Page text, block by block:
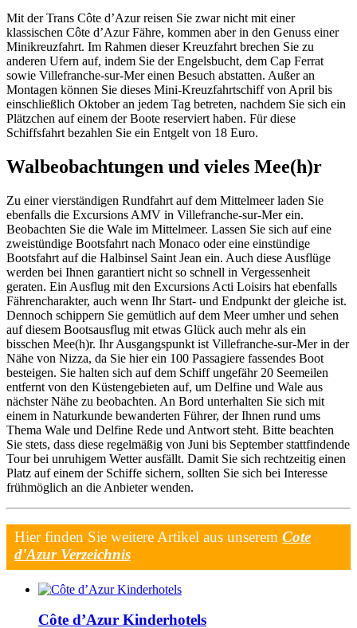
Mit der Trans Côte d’Azur reisen Sie zwar nicht mit einer
klassischen Côte d’Azur Fähre, kommen aber in den Genuss einer
Minikreuzfahrt. Im Rahmen dieser Kreuzfahrt brechen Sie zu
anderen Ufern auf, indem Sie der Engelsbucht, dem Cap Ferrat
sowie Villefranche-sur-Mer einen Besuch abstatten. Außer an
Montagen können Sie dieses Mini-Kreuzfahrtschiff von April bis
einschließlich Oktober an jedem Tag betreten, nachdem Sie sich ein
Plätzchen auf einem der Boote reserviert haben. Für diese
Schiffsfahrt bezahlen Sie ein Entgelt von 18 Euro.
Walbeobachtungen und vieles Mee(h)r
Zu einer vierständigen Rundfahrt auf dem Mittelmeer laden Sie
ebenfalls die Excursions AMV in Villefranche-sur-Mer ein.
Beobachten Sie die Wale im Mittelmeer. Lassen Sie sich auf eine
zweistündige Bootsfahrt nach Monaco oder eine einstündige
Bootsfahrt auf die Halbinsel Saint Jean ein. Auch diese Ausflüge
werden bei Ihnen garantiert nicht so schnell in Vergessenheit
geraten. Ein Ausflug mit den Excursions Acti Loisirs hat ebenfalls
Fährencharakter, auch wenn Ihr Start- und Endpunkt der gleiche ist.
Dennoch schippern Sie gemütlich auf dem Meer umher und sehen
auf diesem Bootsausflug mit etwas Glück auch mehr als ein
bisschen Mee(h)r. Ihr Ausgangspunkt ist Villefranche-sur-Mer in der
Nähe von Nizza, da Sie hier ein 100 Passagiere fassendes Boot
besteigen. Sie halten sich auf dem Schiff ungefähr 20 Seemeilen
entfernt von den Küstengebieten auf, um Delfine und Wale aus
nächster Nähe zu beobachten. An Bord unterhalten Sie sich mit
einem in Naturkunde bewanderten Führer, der Ihnen rund ums
Thema Wale und Delfine Rede und Antwort steht. Bitte beachten
Sie stets, dass diese regelmäßig von Juni bis September stattfindende
Tour bei unruhigem Wetter ausfällt. Damit Sie sich rechtzeitig einen
Platz auf einem der Schiffe sichern, sollten Sie sich bei Interesse
frühmöglich an die Anbieter wenden.
Hier finden Sie weitere Artikel aus unserem Cote
d'Azur Verzeichnis
Côte d’Azur Kinderhotels